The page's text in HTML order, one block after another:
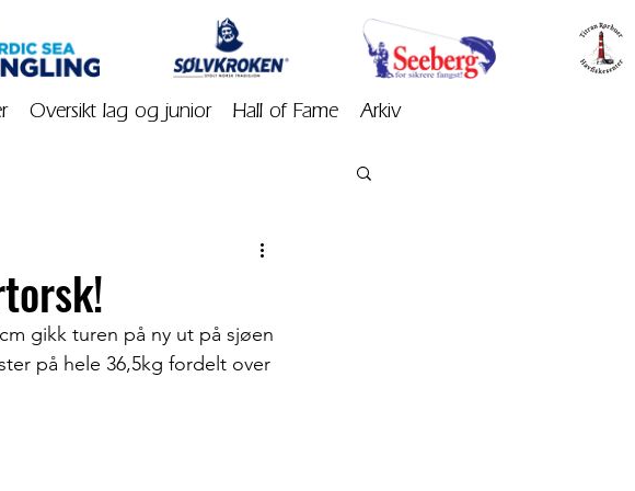
Oversikt lag og junior Hall of Fame Arkiv
gikk turen på ny ut på sjøen
på hele 36,5kg fordelt over